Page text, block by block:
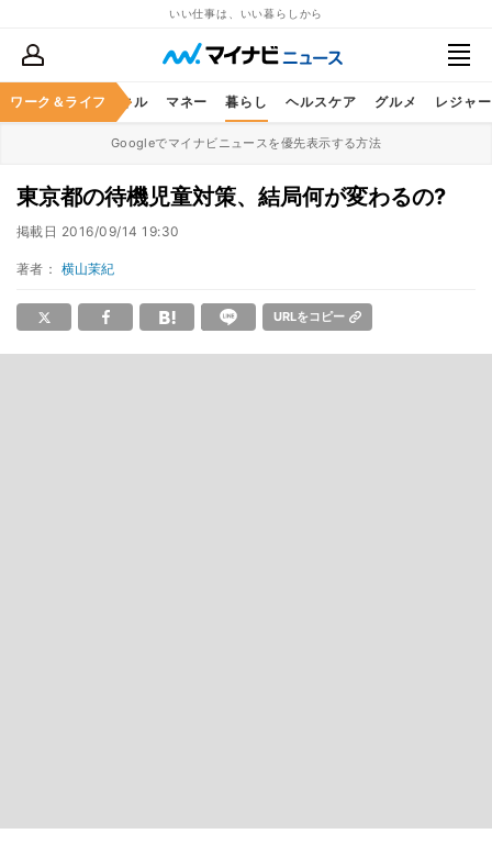
いい仕事は、いい暮らしから
ワーク＆ライフ
ア ビジネススキル マネー 暮らし ヘルスケア グルメ レジャー
Googleでマイナビニュースを優先表示する方法
東京都の待機児童対策、結局何が変わるの?
掲載日 2016/09/14 19:30
著者： 横山茉紀
URLをコピー